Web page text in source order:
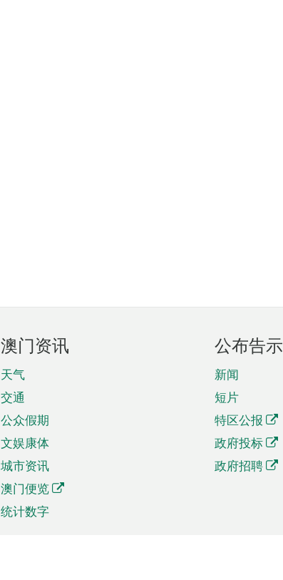
澳门资讯
天气
交通
公众假期
文娱康体
城市资讯
澳门便览
统计数字
公布告示
新闻
短片
特区公报
政府投标
政府招聘